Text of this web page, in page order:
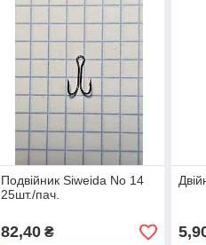
Подвійник Siweida No 14
25шт./пач.
82,40₴